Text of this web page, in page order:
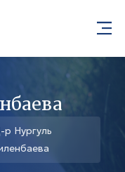
Нургуль